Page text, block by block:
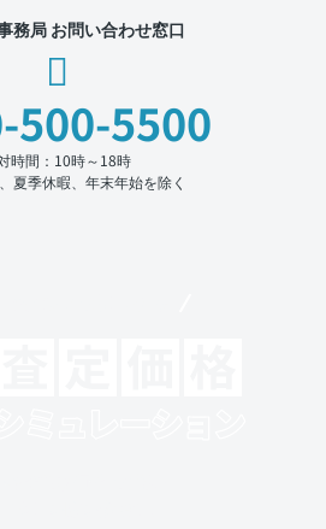
務局 お問い合わせ窓口
500-5500
時間：10時～18時
夏季休暇、年末年始を除く